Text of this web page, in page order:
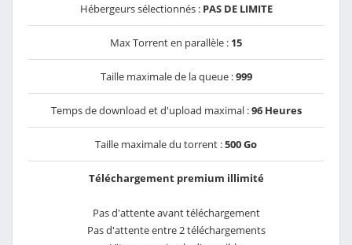
Hébergeurs sélectionnés : PAS DE LIMITE
Max Torrent en parallèle : 15
Taille maximale de la queue :999
Temps de download et d'upload maximal :96 Heures
Taille maximale du torrent :500 Go
Téléchargement premium illimité
Pas d'attente avant téléchargement
Pas d'attente entre 2 téléchargements